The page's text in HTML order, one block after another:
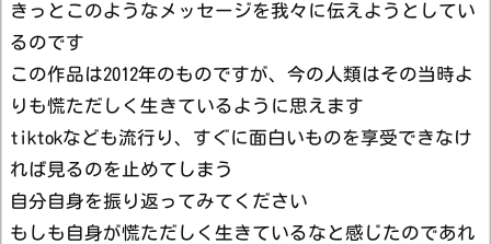
きっとこのようなメッセージを我々に伝えようとしてい
るのです
この作品は2012年のものですが、今の人類はその当時よ
りも慌ただしく生きているように思えます
tiktokなども流行り、すぐに面白いものを享受できなけ
れば見るのを止めてしまう
自分自身を振り返ってみてください
もしも自身が慌ただしく生きているなと感じたのであれ